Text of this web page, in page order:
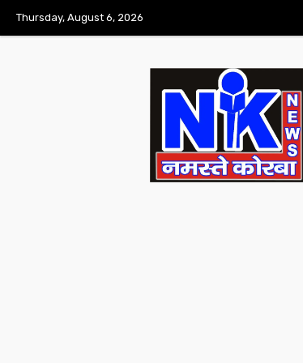
Thursday, August 6, 2026